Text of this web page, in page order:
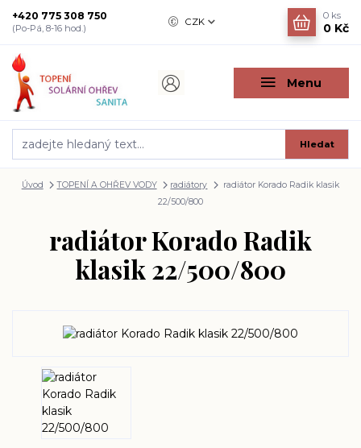
Menu
CZK
Hledat
+420 775 308 750
(Po-Pá, 8-16 hod.)
0 ks
0 Kč
Úvod TOPENÍ A OHŘEV VODY radiátory
radiátor Korado Radik klasik
22/500/800
radiátor Korado Radik
klasik 22/500/800